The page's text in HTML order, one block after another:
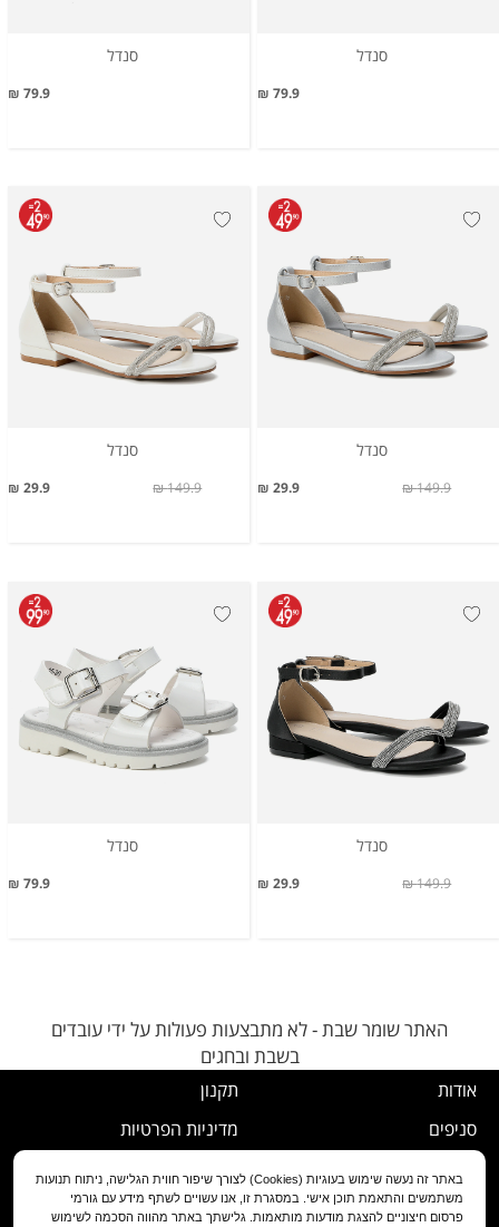
סנדל
79.9 ₪
סנדל
79.9 ₪
סנדל
29.9 ₪ 149.9 ₪
סנדל
29.9 ₪ 149.9 ₪
סנדל
29.9 ₪ 149.9 ₪
סנדל
79.9 ₪
האתר שומר שבת - לא מתבצעות פעולות על ידי עובדים
בשבת ובחגים
אודות
סניפים
שירות לקוחות
תקנון
מדיניות הפרטיות
נוהל ביטול עסקה
מדיניות החלפה/החזרה/ביטול
באתר זה נעשה שימוש בעוגיות (Cookies) לצורך שיפור חווית הגלישה, ניתוח תנועות
משתמשים והתאמת תוכן אישי. במסגרת זו, אנו עשויים לשתף מידע עם גורמי
פרסום חיצוניים להצגת מודעות מותאמות. גלישתך באתר מהווה הסכמה לשימוש